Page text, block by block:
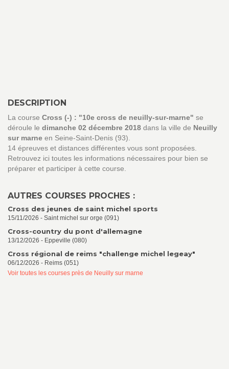
DESCRIPTION
La course Cross (-) : "10e cross de neuilly-sur-marne" se
déroule le dimanche 02 décembre 2018 dans la ville de Neuilly
sur marne en Seine-Saint-Denis (93).
14 épreuves et distances différentes vous sont proposées.
Retrouvez ici toutes les informations nécessaires pour bien se
préparer et participer à cette course.
AUTRES COURSES PROCHES :
Cross des jeunes de saint michel sports
15/11/2026 - Saint michel sur orge (091)
Cross-country du pont d'allemagne
13/12/2026 - Eppeville (080)
Cross régional de reims "challenge michel legeay"
06/12/2026 - Reims (051)
Voir toutes les courses près de Neuilly sur marne